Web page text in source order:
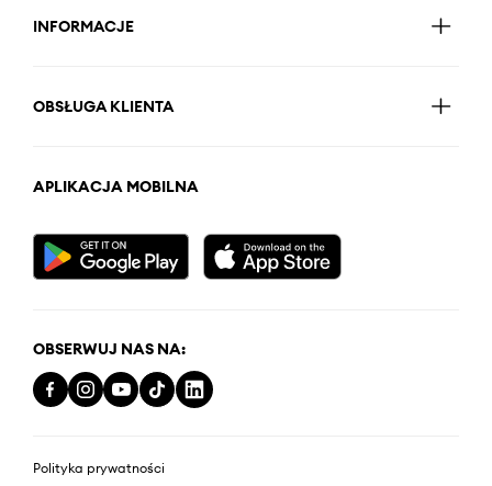
INFORMACJE
OBSŁUGA KLIENTA
APLIKACJA MOBILNA
OBSERWUJ NAS NA:
Polityka prywatności